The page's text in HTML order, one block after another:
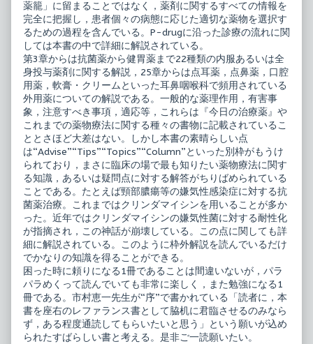
薬籠」に留まることではなく，薬剤に関するすべての情報を
完全に把握し，患者個々の病態に応じた適切な薬物を選択す
るための過程を含んでいる。P-drugに沿った診療の流れに関
しては本書の中で詳細に解説されている。
第3章からは抗菌薬から健胃薬まで22種類の内服あるいは全
身投与薬剤に関する解説，25章からは点耳薬，点鼻薬，口腔
用薬，軟膏・クリームといった耳鼻咽喉科で頻用されている
外用薬についての解説である。一般的な薬理作用，有害事
象，注意すべき事項，適応等，これらは『今日の治療薬』や
これまでの薬物療法に関する種々の書物に記載されているこ
ととさほど大差はない。しかし本書の素晴らしい点
は“Advise”“Tips”“Topics”“Column”といった別枠がもうけ
られており，まさに臨床の場で最も知りたい薬物療法に関す
る知識，あるいは疑問点に対する解答がちりばめられている
ことである。たとえば頸部膿瘍等の嫌気性感染症に対する抗
菌薬治療。これまではクリンダマイシンを用いることが多か
った。近年ではクリンダマイシンの嫌気性菌に対する耐性化
が指摘され，この神話が崩壊している。この点に関しても詳
細に解説されている。このように枠外解説を読んでいるだけ
でかなりの知識を得ることができる。
困った時に頼りになる1冊であることは間違いないが，パラ
パラめくって読んでいても非常に楽しく，また勉強になる1
冊である。市村恵一先生が“序”で書かれている「読者に，本
書を座右のレファランス書として脇机に君臨させるのみなら
ず，ある程度通読してもらいたいと思う」という願いが込め
られたすばらしい書と考える。是非ご一読願いたい。